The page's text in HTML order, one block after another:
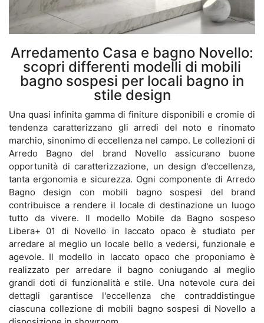
Arredamento Casa e bagno Novello:
scopri differenti modelli di mobili
bagno sospesi per locali bagno in
stile design
Una quasi infinita gamma di finiture disponibili e cromie di
tendenza caratterizzano gli arredi del noto e rinomato
marchio, sinonimo di eccellenza nel campo. Le collezioni di
Arredo Bagno del brand Novello assicurano buone
opportunità di caratterizzazione, un design d'eccellenza,
tanta ergonomia e sicurezza. Ogni componente di Arredo
Bagno design con mobili bagno sospesi del brand
contribuisce a rendere il locale di destinazione un luogo
tutto da vivere. Il modello Mobile da Bagno sospeso
Libera+ 01 di Novello in laccato opaco è studiato per
arredare al meglio un locale bello a vedersi, funzionale e
agevole. Il modello in laccato opaco che proponiamo è
realizzato per arredare il bagno coniugando al meglio
grandi doti di funzionalità e stile. Una notevole cura dei
dettagli garantisce l'eccellenza che contraddistingue
ciascuna collezione di mobili bagno sospesi di Novello a